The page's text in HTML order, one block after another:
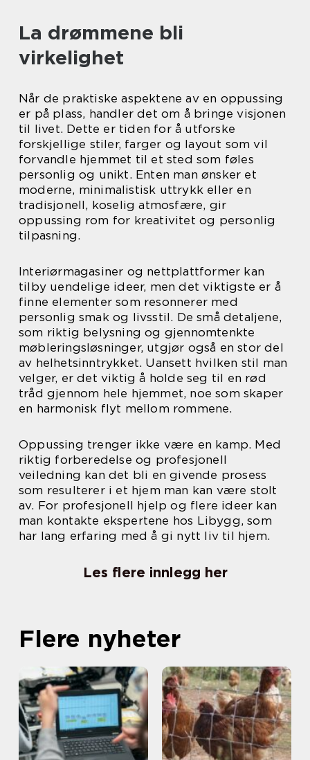
La drømmene bli
virkelighet
Når de praktiske aspektene av en oppussing
er på plass, handler det om å bringe visjonen
til livet. Dette er tiden for å utforske
forskjellige stiler, farger og layout som vil
forvandle hjemmet til et sted som føles
personlig og unikt. Enten man ønsker et
moderne, minimalistisk uttrykk eller en
tradisjonell, koselig atmosfære, gir
oppussing rom for kreativitet og personlig
tilpasning.
Interiørmagasiner og nettplattformer kan
tilby uendelige ideer, men det viktigste er å
finne elementer som resonnerer med
personlig smak og livsstil. De små detaljene,
som riktig belysning og gjennomtenkte
møbleringsløsninger, utgjør også en stor del
av helhetsinntrykket. Uansett hvilken stil man
velger, er det viktig å holde seg til en rød
tråd gjennom hele hjemmet, noe som skaper
en harmonisk flyt mellom rommene.
Oppussing trenger ikke være en kamp. Med
riktig forberedelse og profesjonell
veiledning kan det bli en givende prosess
som resulterer i et hjem man kan være stolt
av. For profesjonell hjelp og flere ideer kan
man kontakte ekspertene hos Libygg, som
har lang erfaring med å gi nytt liv til hjem.
Les flere innlegg her
Flere nyheter